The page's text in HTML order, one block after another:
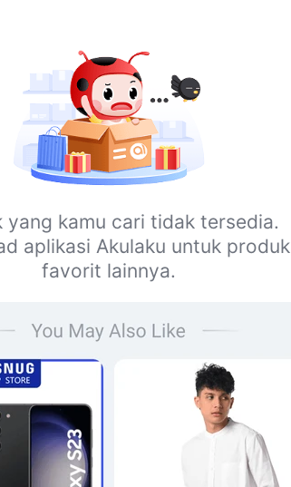
yang kamu cari tidak tersedia.
aplikasi Akulaku untuk produk
favorit lainnya.